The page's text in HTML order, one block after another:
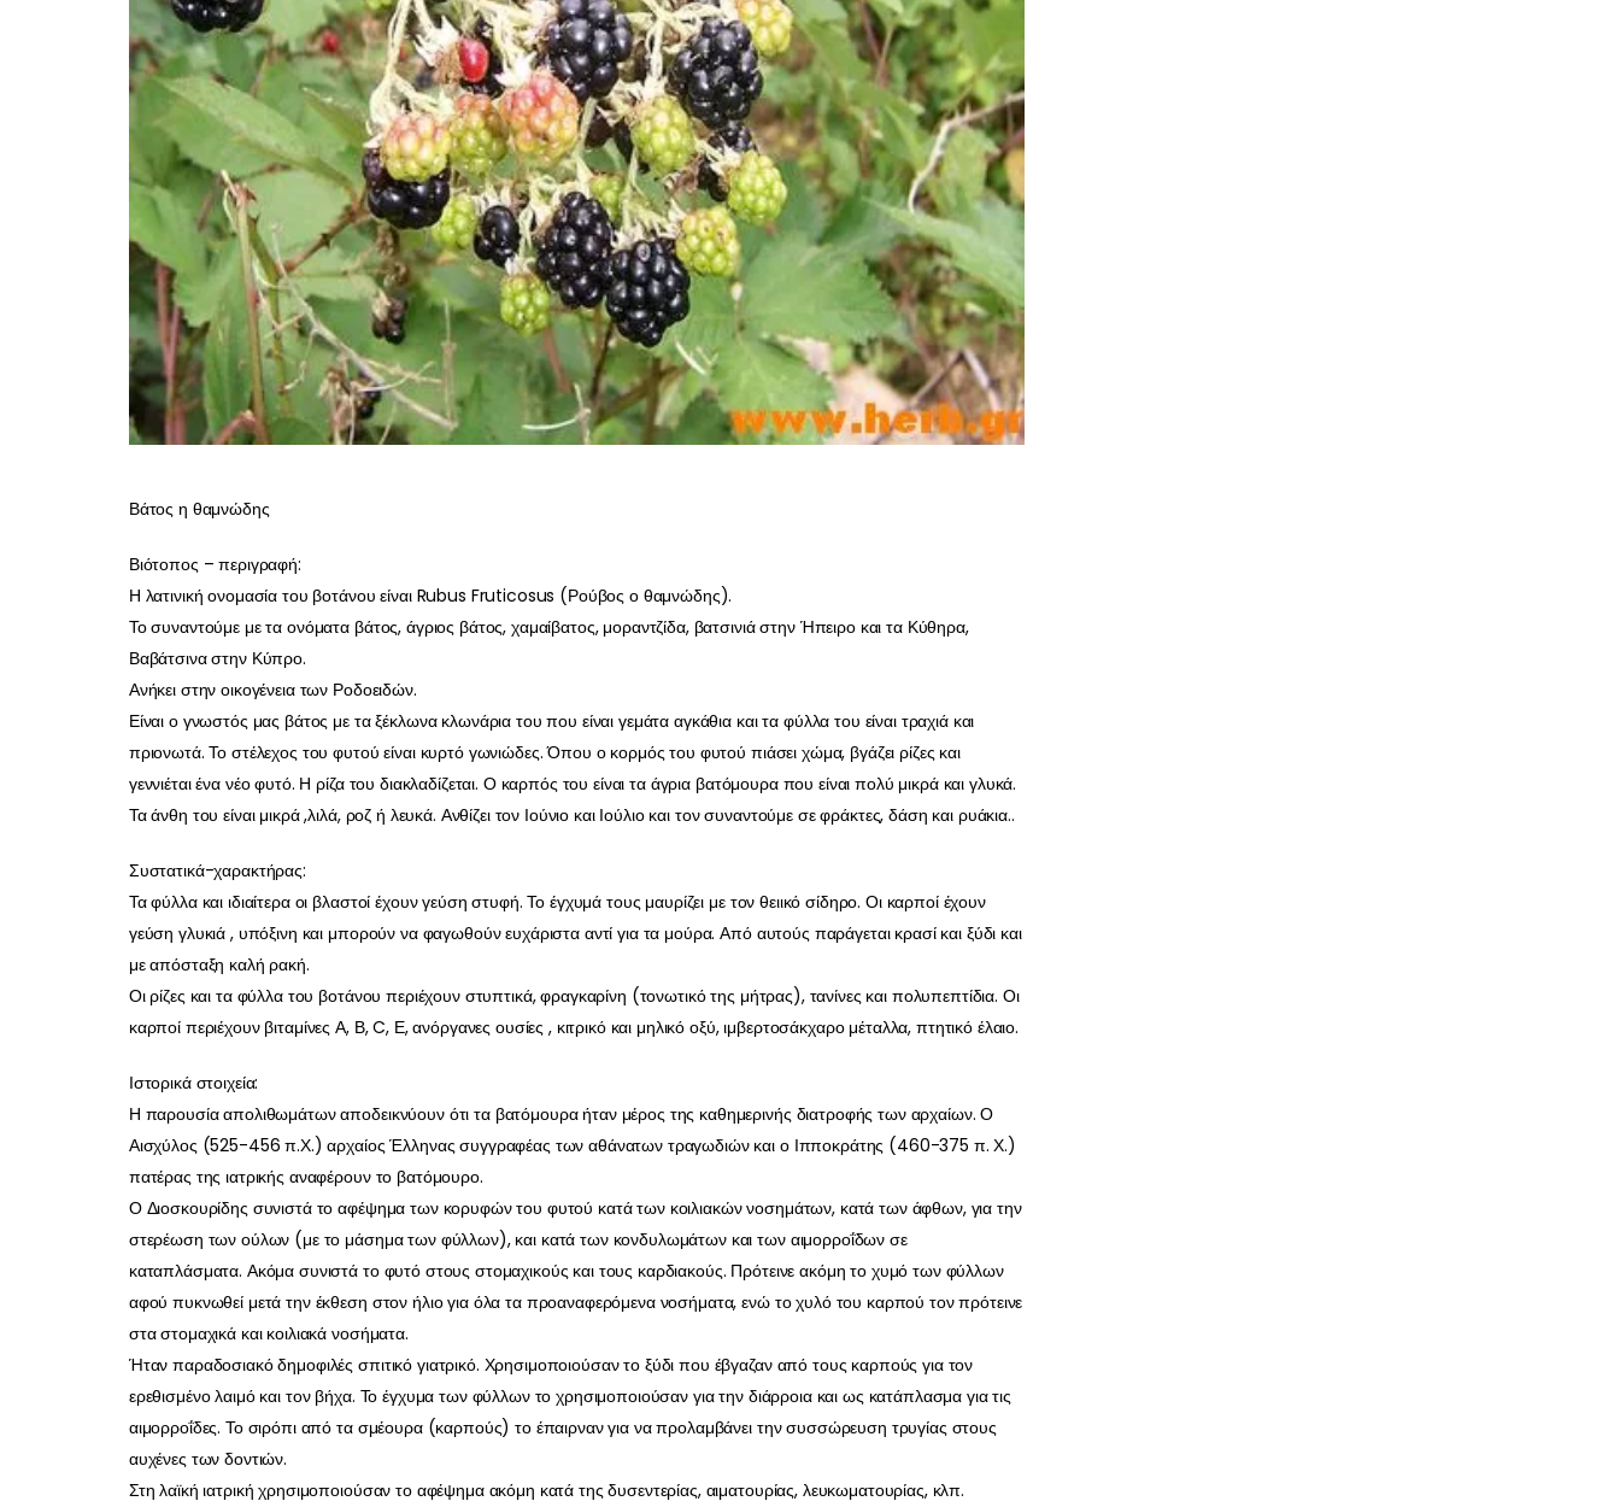
Βάτος η θαμνώδης
Βιότοπος – περιγραφή:
Η λατινική ονομασία του βοτάνου είναι Rubus Fruticosus (Ρούβος ο θαμνώδης).
Το συναντούμε με τα ονόματα βάτος, άγριος βάτος, χαμαίβατος, μοραντζίδα, βατσινιά στην Ήπειρο και τα Κύθηρα,
Βαβάτσινα στην Κύπρο.
Ανήκει στην οικογένεια των Ροδοειδών.
Είναι ο γνωστός μας βάτος με τα ξέκλωνα κλωνάρια του που είναι γεμάτα αγκάθια και τα φύλλα του είναι τραχιά και
πριονωτά. Το στέλεχος του φυτού είναι κυρτό γωνιώδες. Όπου ο κορμός του φυτού πιάσει χώμα, βγάζει ρίζες και
γεννιέται ένα νέο φυτό. Η ρίζα του διακλαδίζεται. Ο καρπός του είναι τα άγρια βατόμουρα που είναι πολύ μικρά και γλυκά.
Τα άνθη του είναι μικρά ,λιλά, ροζ ή λευκά. Ανθίζει τον Ιούνιο και Ιούλιο και τον συναντούμε σε φράκτες, δάση και ρυάκια..
Συστατικά-χαρακτήρας:
Τα φύλλα και ιδιαίτερα οι βλαστοί έχουν γεύση στυφή. Το έγχυμά τους μαυρίζει με τον θειικό σίδηρο. Οι καρποί έχουν
γεύση γλυκιά , υπόξινη και μπορούν να φαγωθούν ευχάριστα αντί για τα μούρα. Από αυτούς παράγεται κρασί και ξύδι και
με απόσταξη καλή ρακή.
Οι ρίζες και τα φύλλα του βοτάνου περιέχουν στυπτικά, φραγκαρίνη (τονωτικό της μήτρας), τανίνες και πολυπεπτίδια. Οι
καρποί περιέχουν βιταμίνες Α, Β, C, Ε, ανόργανες ουσίες , κιτρικό και μηλικό οξύ, ιμβερτοσάκχαρο μέταλλα, πτητικό έλαιο.
Ιστορικά στοιχεία:
Η παρουσία απολιθωμάτων αποδεικνύουν ότι τα βατόμουρα ήταν μέρος της καθημερινής διατροφής των αρχαίων. Ο
Αισχύλος (525-456 π.Χ.) αρχαίος Έλληνας συγγραφέας των αθάνατων τραγωδιών και ο Ιπποκράτης (460-375 π. Χ.)
πατέρας της ιατρικής αναφέρουν το βατόμουρο.
Ο Διοσκουρίδης συνιστά το αφέψημα των κορυφών του φυτού κατά των κοιλιακών νοσημάτων, κατά των άφθων, για την
στερέωση των ούλων (με το μάσημα των φύλλων), και κατά των κονδυλωμάτων και των αιμορροΐδων σε
καταπλάσματα. Ακόμα συνιστά το φυτό στους στομαχικούς και τους καρδιακούς. Πρότεινε ακόμη το χυμό των φύλλων
αφού πυκνωθεί μετά την έκθεση στον ήλιο για όλα τα προαναφερόμενα νοσήματα, ενώ το χυλό του καρπού τον πρότεινε
στα στομαχικά και κοιλιακά νοσήματα.
Ήταν παραδοσιακό δημοφιλές σπιτικό γιατρικό. Χρησιμοποιούσαν το ξύδι που έβγαζαν από τους καρπούς για τον
ερεθισμένο λαιμό και τον βήχα. Το έγχυμα των φύλλων το χρησιμοποιούσαν για την διάρροια και ως κατάπλασμα για τις
αιμορροΐδες. Το σιρόπι από τα σμέουρα (καρπούς) το έπαιρναν για να προλαμβάνει την συσσώρευση τρυγίας στους
αυχένες των δοντιών.
Στη λαϊκή ιατρική χρησιμοποιούσαν το αφέψημα ακόμη κατά της δυσεντερίας, αιματουρίας, λευκωματουρίας, κλπ.